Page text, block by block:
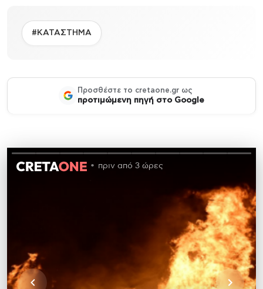
#ΚΑΤΑΣΤΗΜΑ
Προσθέστε το cretaone.gr ως
προτιμώμενη πηγή στο Google
πριν από 3 ώρες